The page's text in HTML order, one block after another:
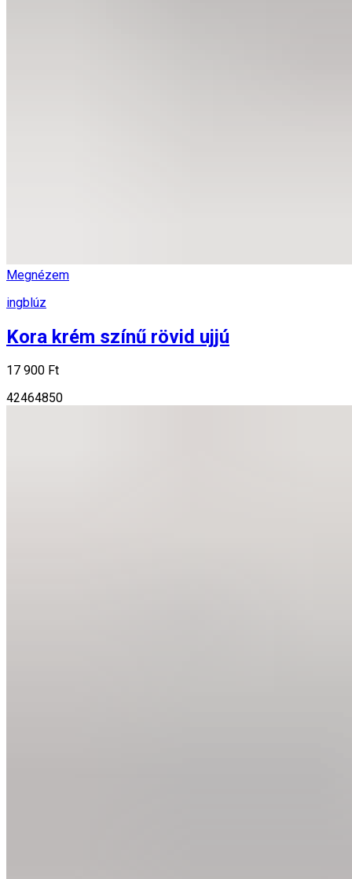
Megnézem
ingblúz
Kora krém színű rövid ujjú
17 900 Ft
42464850